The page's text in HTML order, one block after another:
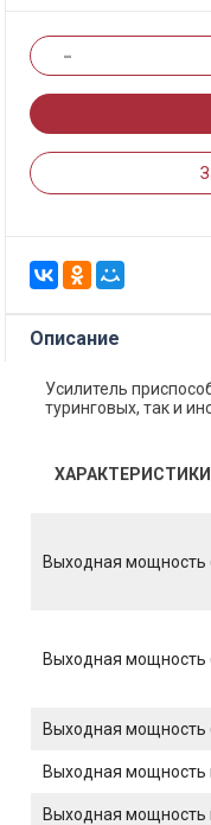
-
Описание
Усилитель
туринговых, так и
ХАРАКТЕРИСТИКИ
Выходная мощность
Выходная мощность
Выходная мощность
Выходная мощность
Выходная мощность